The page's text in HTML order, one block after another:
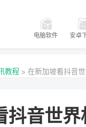
电脑软件 安卓
教程 > 在新加坡看抖音
抖音世